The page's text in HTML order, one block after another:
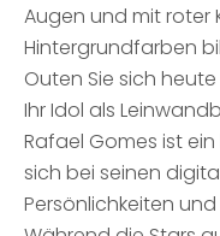
Augen und mit roter
Hintergrundfarben
Outen Sie sich
Ihr Idol als
Rafael Gomes ist
sich bei seinen
Persönlichkeiten und